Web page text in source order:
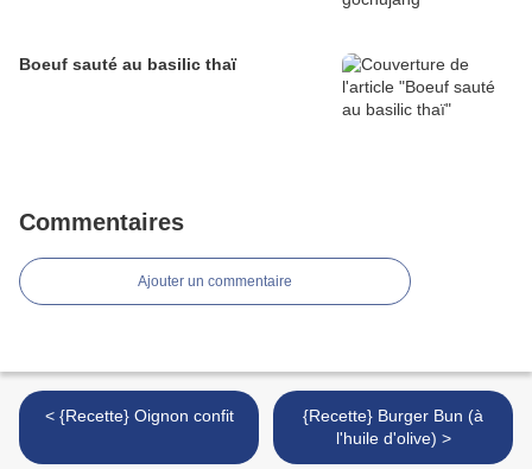
Boeuf sauté au basilic thaï
Commentaires
Ajouter un commentaire
< {Recette} Oignon confit
{Recette} Burger Bun (à
l'huile d'olive) >